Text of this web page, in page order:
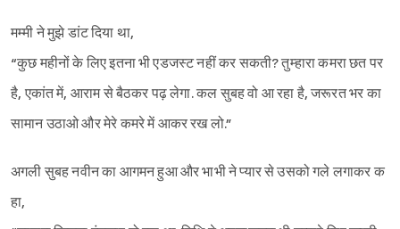
मम्मी ने मुझे डांट दिया था,
“कुछ महीनों के लिए इतना भी एडजस्ट नहीं कर सकती? तुम्हारा कमरा छत पर
है, एकांत में, आराम से बैठकर पढ़ लेगा. कल सुबह वो आ रहा है, जरूरत भर का
सामान उठाओ और मेरे कमरे में आकर रख लो.”
अगली सुबह नवीन का आगमन हुआ और भाभी ने प्यार से उसको गले लगाकर क
हा,